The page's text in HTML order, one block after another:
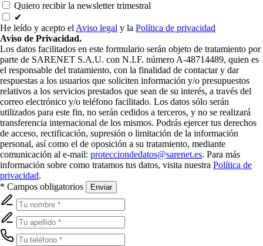
Quiero recibir la newsletter trimestral
✔
He leído y acepto el Aviso legal y la Política de privacidad
Aviso de Privacidad.
Los datos facilitados en este formulario serán objeto de tratamiento por
parte de SARENET S.A.U. con N.I.F. número A-48714489, quien es
el responsable del tratamiento, con la finalidad de contactar y dar
respuestas a los usuarios que soliciten información y/o presupuestos
relativos a los servicios prestados que sean de su interés, a través del
correo electrónico y/o teléfono facilitado. Los datos sólo serán
utilizados para este fin, no serán cedidos a terceros, y no se realizará
transferencia internacional de los mismos. Podrás ejercer tus derechos
de acceso, rectificación, supresión o limitación de la información
personal, así como el de oposición a su tratamiento, mediante
comunicación al e-mail: protecciondedatos@sarenet.es. Para más
información sobre como tratamos tus datos, visita nuestra Política de
privacidad.
* Campos obligatorios
Enviar